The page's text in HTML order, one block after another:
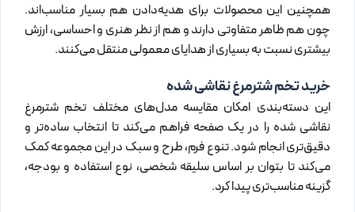
همچنین این محصولات برای هدیه‌دادن هم بسیار مناسب‌اند.
چون هم ظاهر متفاوتی دارند و هم از نظر هنری و احساسی، ارزش
بیشتری نسبت به بسیاری از هدایای معمولی منتقل می‌کنند.
خرید تخم شترمرغ نقاشی شده
این دسته‌بندی امکان مقایسه مدل‌های مختلف تخم شترمرغ
نقاشی شده را در یک صفحه فراهم می‌کند تا انتخاب ساده‌تر و
دقیق‌تری انجام شود. تنوع فرم، طرح و سبک در این مجموعه کمک
می‌کند تا بتوان بر اساس سلیقه شخصی، نوع استفاده و بودجه،
گزینه مناسب‌تری پیدا کرد.